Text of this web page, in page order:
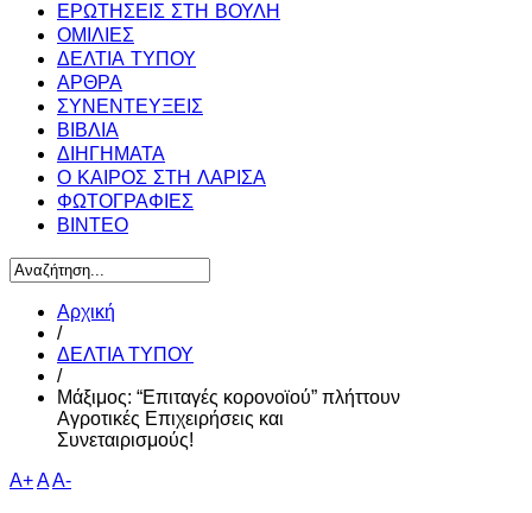
ΕΡΩΤΗΣΕΙΣ ΣΤΗ ΒΟΥΛΗ
ΟΜΙΛΙΕΣ
ΔΕΛΤΙΑ ΤΥΠΟΥ
ΑΡΘΡΑ
ΣΥΝΕΝΤΕΥΞΕΙΣ
ΒΙΒΛΙΑ
ΔΙΗΓΗΜΑΤΑ
Ο ΚΑΙΡΟΣ ΣΤΗ ΛΑΡΙΣΑ
ΦΩΤΟΓΡΑΦΙΕΣ
ΒΙΝΤΕΟ
Αρχική
/
ΔΕΛΤΙΑ ΤΥΠΟΥ
/
Μάξιμος: “Επιταγές κορονοϊού” πλήττουν
Αγροτικές Επιχειρήσεις και
Συνεταιρισμούς!
A+AA-